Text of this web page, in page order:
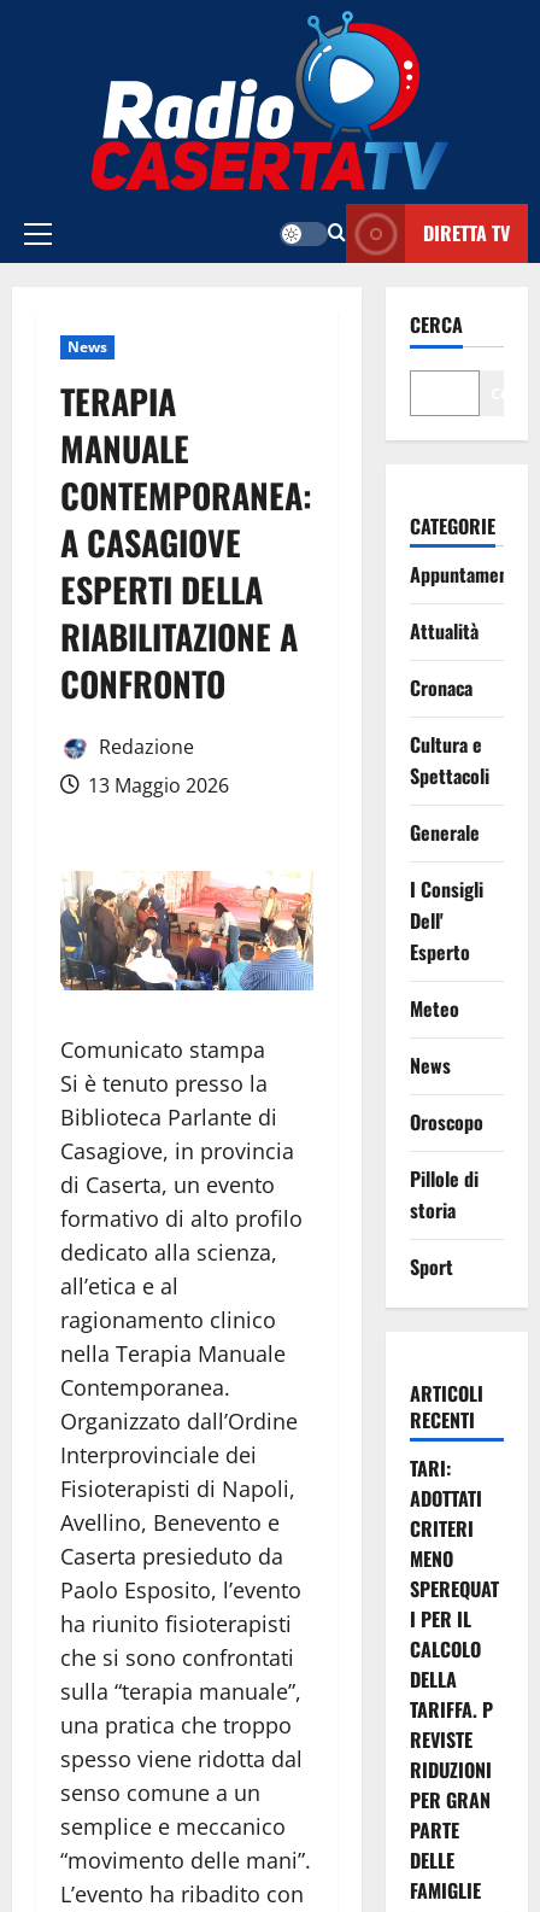
Menu
DIRETTA TV
News
TERAPIA
MANUALE
CONTEMPORANEA:
A CASAGIOVE
ESPERTI DELLA
RIABILITAZIONE A
CONFRONTO
Redazione
13 Maggio 2026
Comunicato stampa
Si è tenuto presso la
Biblioteca Parlante di
Casagiove, in provincia
di Caserta, un evento
formativo di alto profilo
dedicato alla scienza,
all’etica e al
ragionamento clinico
nella Terapia Manuale
Contemporanea.
Organizzato dall’Ordine
Interprovinciale dei
Fisioterapisti di Napoli,
Avellino, Benevento e
Caserta presieduto da
Paolo Esposito, l’evento
ha riunito fisioterapisti
che si sono confrontati
sulla “terapia manuale”,
una pratica che troppo
spesso viene ridotta dal
senso comune a un
semplice e meccanico
“movimento delle mani”.
L’evento ha ribadito con
CERCA
CATEGORIE
Appuntamenti
Attualità
Cronaca
Cultura e
Spettacoli
Generale
I Consigli
Dell'
Esperto
Meteo
News
Oroscopo
Pillole di
storia
Sport
ARTICOLI
RECENTI
TARI:
ADOTTATI
CRITERI
MENO
SPEREQUAT
I PER IL
CALCOLO
DELLA
TARIFFA. P
REVISTE
RIDUZIONI
PER GRAN
PARTE
DELLE
FAMIGLIE